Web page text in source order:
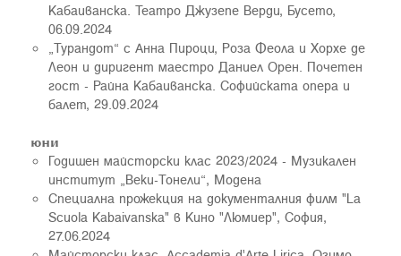
Кабаиванска. Театро Джузепе Верди, Бусето,
06.09.2024
„Турандот“ с Анна Пироци, Роза Феола и Хорхе де
Леон и диригент маестро Даниел Орен. Почетен
гост - Райна Кабаиванска. Софийската опера и
балет, 29.09.2024
юни
Годишен майсторски клас 2023/2024 - Музикален
институт „Веки-Тонели“, Моденa
Специална прожекция на документалния филм "La
Scuola Kabaivanska" в Кино "Люмиер", София,
27.06.2024